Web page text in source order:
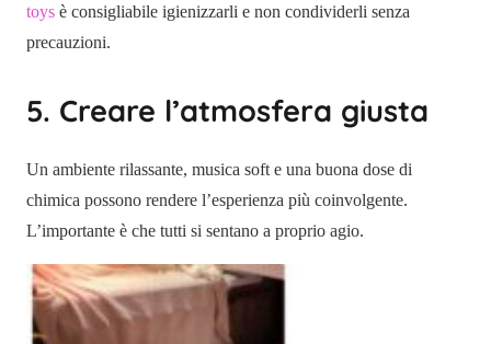
toys è consigliabile igienizzarli e non condividerli senza
precauzioni.
5. Creare l’atmosfera giusta
Un ambiente rilassante, musica soft e una buona dose di
chimica possono rendere l’esperienza più coinvolgente.
L’importante è che tutti si sentano a proprio agio.